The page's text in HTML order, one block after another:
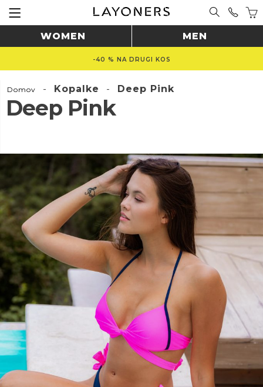
WOMEN MEN
-40 % NA DRUGI KOS
Domov - Kopalke - Deep Pink
Deep Pink